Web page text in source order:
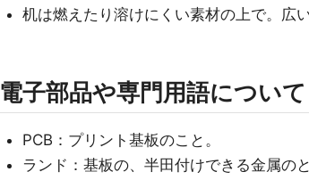
机は燃えたり溶けにくい素材の上で。広
電子部品や専門用語について
PCB：プリント基板のこと。
ランド：基板の、半田付けできる金属の